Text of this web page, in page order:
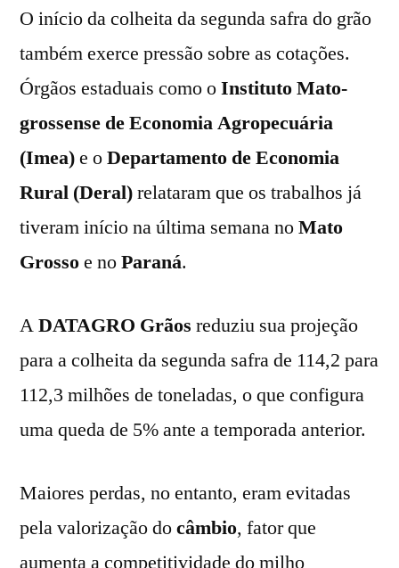
O início da colheita da segunda safra do grão
também exerce pressão sobre as cotações.
Órgãos estaduais como oInstituto Mato-
grossense de Economia Agropecuária
(Imea)e oDepartamento de Economia
Rural (Deral)relataram que os trabalhos já
tiveram início na última semana noMato
Grossoe noParaná.
ADATAGRO Grãos reduziu sua projeção
para a colheita da segunda safra de 114,2 para
112,3 milhões de toneladas, o que configura
uma queda de 5% ante a temporada anterior.
Maiores perdas, no entanto, eram evitadas
pela valorização docâmbio, fator que
aumenta a competitividade do milho